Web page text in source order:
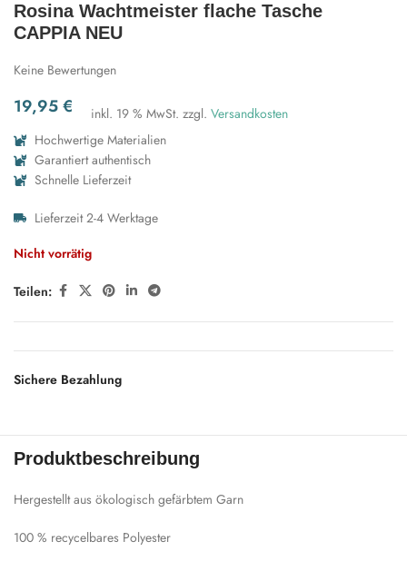
Rosina Wachtmeister flache Tasche
CAPPIA NEU
Keine Bewertungen
19,95€ inkl. 19 % MwSt. zzgl. Versandkosten
Hochwertige Materialien
Garantiert authentisch
Schnelle Lieferzeit
Lieferzeit 2-4 Werktage
Nicht vorrätig
Teilen:
Sichere Bezahlung
Produktbeschreibung
Hergestellt aus ökologisch gefärbtem Garn
100 % recycelbares Polyester